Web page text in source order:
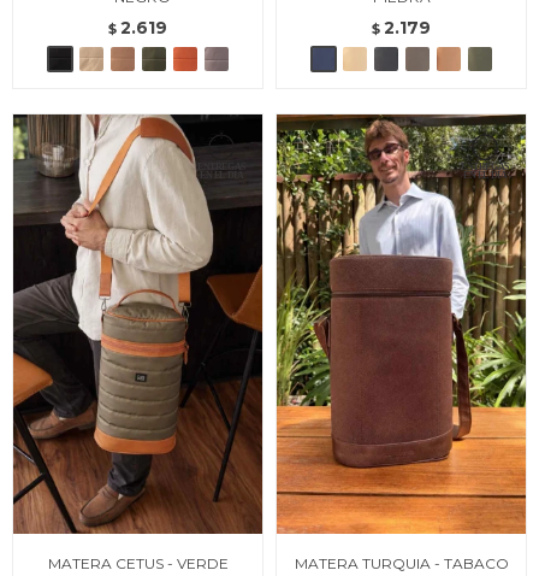
$ 2.619 $ 2.179
MATERA CETUS - VERDE
MATERA TURQUIA - TABACO